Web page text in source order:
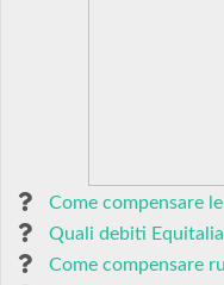
Come compensare
Quali debiti
Come compensare